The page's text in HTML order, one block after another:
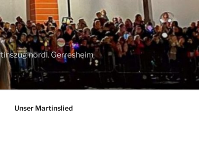
nördl. Gerresheim
Unser Martinslied